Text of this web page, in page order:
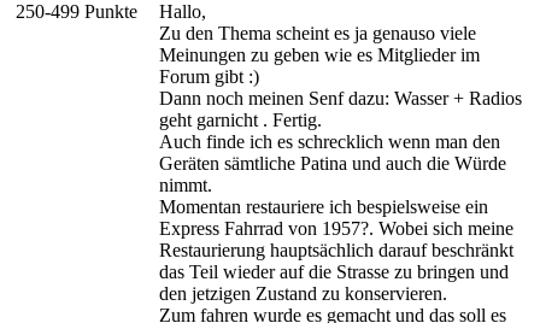
250-499 Punkte
Hallo,
Zu den Thema scheint es ja genauso viele
Meinungen zu geben wie es Mitglieder im
Forum gibt :)
Dann noch meinen Senf dazu: Wasser + Radios
geht garnicht . Fertig.
Auch finde ich es schrecklich wenn man den
Geräten sämtliche Patina und auch die Würde
nimmt.
Momentan restauriere ich bespielsweise ein
Express Fahrrad von 1957?. Wobei sich meine
Restaurierung hauptsächlich darauf beschränkt
das Teil wieder auf die Strasse zu bringen und
den jetzigen Zustand zu konservieren.
Zum fahren wurde es gemacht und das soll es